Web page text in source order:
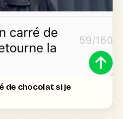
de chocolat si je